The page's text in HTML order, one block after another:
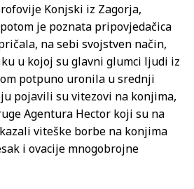
Konjski iz Zagorja,
je poznata pripovjedačica
na sebi svojstven način,
u kojoj su glavni glumci ljudi iz
potpuno uronila u srednji
pojavili su vitezovi na konjima,
Agentura Hector koji su na
viteške borbe na konjima
i ovacije mnogobrojne